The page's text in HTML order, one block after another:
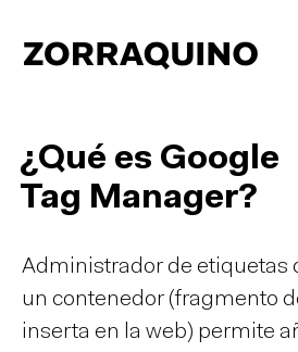
¿Qué es Google
Tag Manager?
Administrador de etiquetas
un contenedor (fragmento
inserta en la web) permite